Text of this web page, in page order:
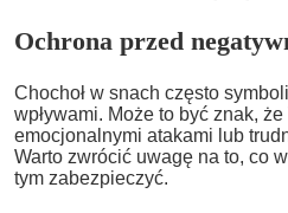
Ochrona przed
Chochoł w snach często
wpływami. Może to być znak,
emocjonalnymi atakami lub
Warto zwrócić uwagę na to, co
tym zabezpieczyć.